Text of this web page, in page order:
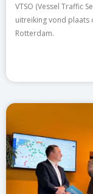
VTSO (Vessel Traffic
uitreiking vond plaats
Rotterdam.